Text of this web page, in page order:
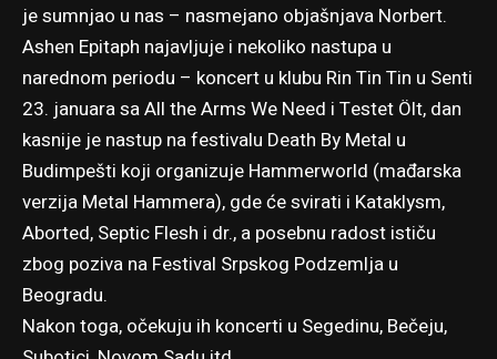
je sumnjao u nas – nasmejano objašnjava Norbert.
Ashen Epitaph najavljuje i nekoliko nastupa u
narednom periodu – koncert u klubu Rin Tin Tin u Senti
23. januara sa All the Arms We Need i Testet Ölt, dan
kasnije je nastup na festivalu Death By Metal u
Budimpešti koji organizuje Hammerworld (mađarska
verzija Metal Hammera), gde će svirati i Kataklysm,
Aborted, Septic Flesh i dr., a posebnu radost ističu
zbog poziva na Festival Srpskog Podzemlja u
Beogradu.
Nakon toga, očekuju ih koncerti u Segedinu, Bečeju,